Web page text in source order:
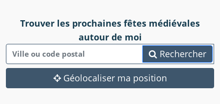
Trouver les prochaines fêtes médiévales
autour de moi
Rechercher
Géolocaliser ma position